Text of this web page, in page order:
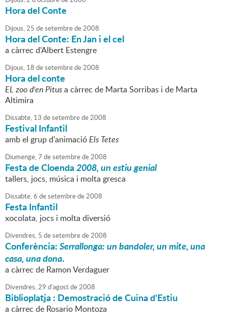
Hora del Conte
Dijous,25 desetembrede2008
Hora del Conte: En Jan i el cel
a càrrec d'Albert Estengre
Dijous, 18 desetembrede2008
Hora del conte
EL zoo d'en Pitusa càrrec de Marta Sorribas i de Marta
Altimira
Dissabte, 13 desetembrede2008
Festival Infantil
amb el grup d'animacióEls Tetes
Diumenge,7 desetembrede2008
Festa de Cloenda2008, un estiu genial
tallers, jocs, música i molta gresca
Dissabte,6 desetembrede2008
Festa Infantil
xocolata, jocs i molta diversió
Divendres, 5 desetembrede2008
Conferència:Serrallonga: un bandoler, un mite, una
casa, una dona.
a càrrec de Ramon Verdaguer
Divendres,29 d'agostde2008
Biblioplatja : Demostració de Cuina d'Estiu
a càrrec de Rosario Montoza